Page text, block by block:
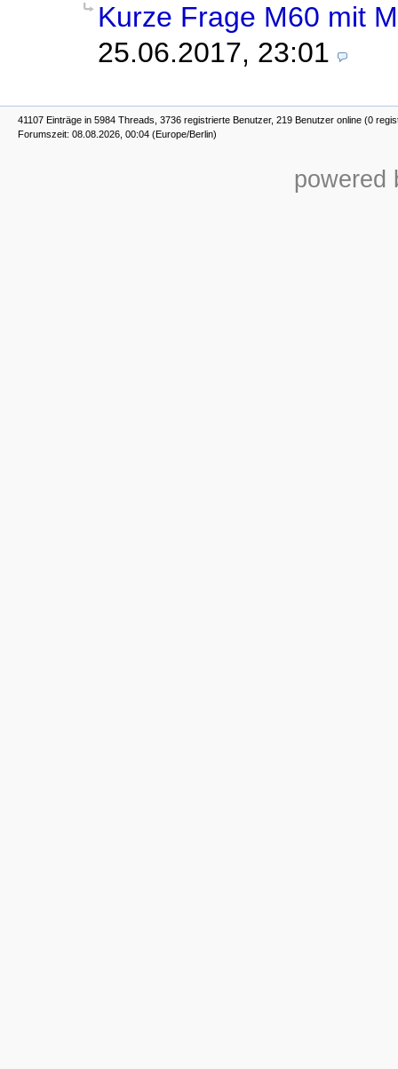
Kurze Frage M60 mit
25.06.2017, 23:01
41107 Einträge in 5984 Threads, 3736 registrierte Benutzer, 219 Benutzer online (0
Forumszeit: 08.08.2026, 00:04 (Europe/Berlin)
powered